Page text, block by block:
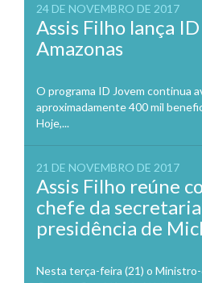
24 DE NOVEMBRO DE 2017
Assis Filho lança
Amazonas
O programa ID Jovem continua
aproximadamente 400 mil
Hoje,...
21 DE NOVEMBRO DE 2017
Assis Filho reúne
chefe da
presidência de
Nesta terça-feira (21) o